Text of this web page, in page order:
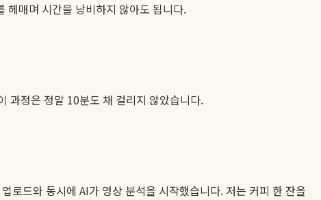
헤매며 시간을 낭비하지 않아도 됩니다.
과정은 정말 10분도 채 걸리지 않았습니다.
로드와 동시에 AI가 영상 분석을 시작했습니다. 저는 커피 한 잔을